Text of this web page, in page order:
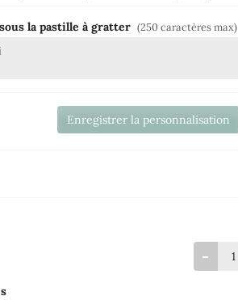
la pastille à gratter (250 caractères max)
Enregistrer la personnalisation